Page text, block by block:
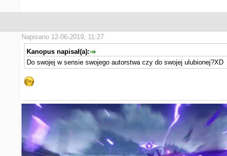
Napisano 12-06-2019, 11:27
Kanopus napisał(a):
Do swojej w sensie swojego autorstwa czy do swojej ulubionej?XD